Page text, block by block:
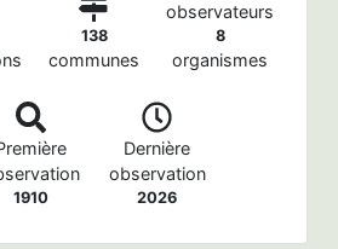
138
communes
observateurs
8
organismes
1910
Dernière
observation
2026